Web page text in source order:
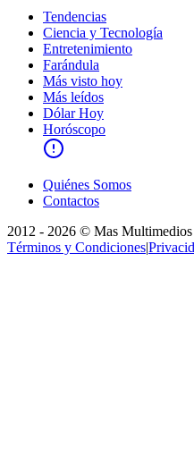
Tendencias
Ciencia y Tecnología
Entretenimiento
Farándula
Más visto hoy
Más leídos
Dólar Hoy
Horóscopo
Quiénes Somos
Contactos
2012 - 2026 © Mas
Términos y Condiciones|